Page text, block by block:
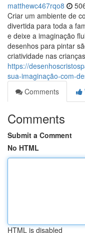
matthewc467rqo8
Criar um ambiente de
divertida para toda a
e deixe a imaginação
desenhos para pintar
criatividade nas
https://
sua-imaginação-com-
Comments
Comments
Submit a Comment
No HTML
HTML is disabled